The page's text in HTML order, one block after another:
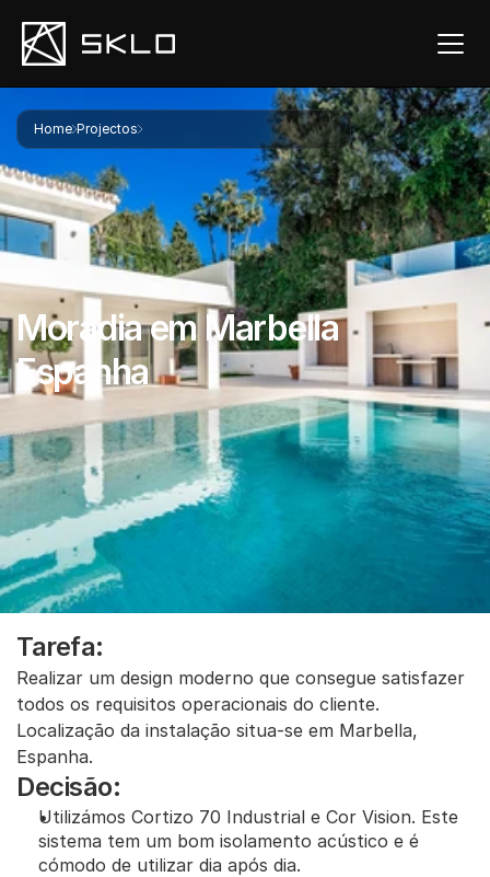
Moradia em Marbella
Espanha
Home Projectos
Moradia em Marbella Espanha
Tarefa:
Realizar um design moderno que consegue satisfazer
todos os requisitos operacionais do cliente.
Localização da instalação situa-se em Marbella,
Espanha.
Decisão:
Utilizámos Cortizo 70 Industrial e Cor Vision. Este
sistema tem um bom isolamento acústico e é
cómodo de utilizar dia após dia.